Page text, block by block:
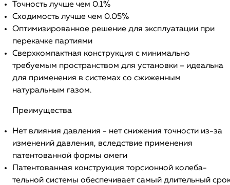
Точность лучше чем 0.1%
Сходимость лучше чем 0.05%
Оптимизированное решение для эксплуатации при
перекачке партиями
Сверхкомпактная конструкция с минимально
требуемым пространством для установки – идеальна
для применения в системах со сжиженным
натуральным газом.
Преимущества
Нет влияния давления - нет снижения точности из-за
изменений давления, вследствие применения
патентованной формы омеги
Патентованная конструкция торсионной колеба-
тельной системы обеспечивает самый длительный